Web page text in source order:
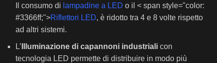
Il consumo di lampadine a LED o il < span style="color:
#3366ff;">Riflettori LED, è ridotto tra 4 e 8 volte rispetto
ad altri sistemi.
L’ Illuminazione di capannoni industriali con
tecnologia LED permette di distribuire in modo più